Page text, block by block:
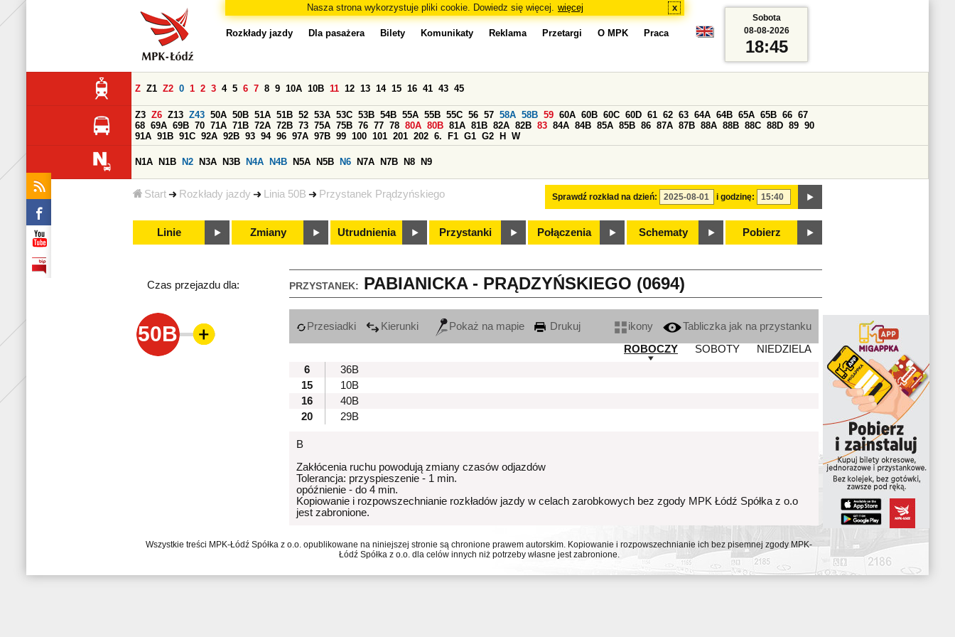
Nasza strona wykorzystuje pliki cookie. Dowiedz się więcej. więcej x
Start Rozkłady jazdy Linia 50B Przystanek Prądzyńskiego
Rozkłady jazdy Dla pasażera Bilety Komunikaty Reklama Przetargi O MPK Praca
Sprawdź rozkład na dzień: i godzinę:
Z Z1 Z2 0 1 2 3 4 5 6 7 8 9 10A 10B 11 12 13 14 15 16 41 43 45
Z3 Z6 Z13 Z43 50A 50B 51A 51B 52 53A 53C 53B 54B 55A 55B 55C 56 57 58A 58B 59 60A 60B 60C 60D 61 62 63 64A 64B 65A 65B 66 67
68 69A 69B 70 71A 71B 72A 72B 73 75A 75B 76 77 78 80A 80B 81A 81B 82A 82B 83 84A 84B 85A 85B 86 87A 87B 88A 88B 88C 88D 89 90
91A 91B 91C 92A 92B 93 94 96 97A 97B 99 100 101 201 202 6. F1 G1 G2 H W
N1A N1B N2 N3A N3B N4A N4B N5A N5B N6 N7A N7B N8 N9
Linie Zmiany Utrudnienia Przystanki Połączenia Schematy Pobierz
Sobota
08-08-2026
18:45
PRZYSTANEK: PABIANICKA - PRĄDZYŃSKIEGO (0694)
Czas przejazdu dla:
50B Przesiadki Kierunki Pokaż na mapie Drukuj ikony
Tabliczka jak na przystanku
ROBOCZY
SOBOTY
NIEDZIELA
6
36B
15
10B
16
40B
20
29B
B
Zakłócenia ruchu powodują zmiany czasów odjazdów
Tolerancja: przyspieszenie - 1 min.
opóźnienie - do 4 min.
Kopiowanie i rozpowszechnianie rozkładów jazdy w celach zarobkowych bez zgody MPK Łódź Spółka z o.o
jest zabronione.
Wszystkie treści MPK-Łódź Spółka z o.o. opublikowane na niniejszej stronie są chronione prawem autorskim. Kopiowanie i rozpowszechnianie ich bez pisemnej zgody MPK-
Łódź Spółka z o.o. dla celów innych niż potrzeby własne jest zabronione.